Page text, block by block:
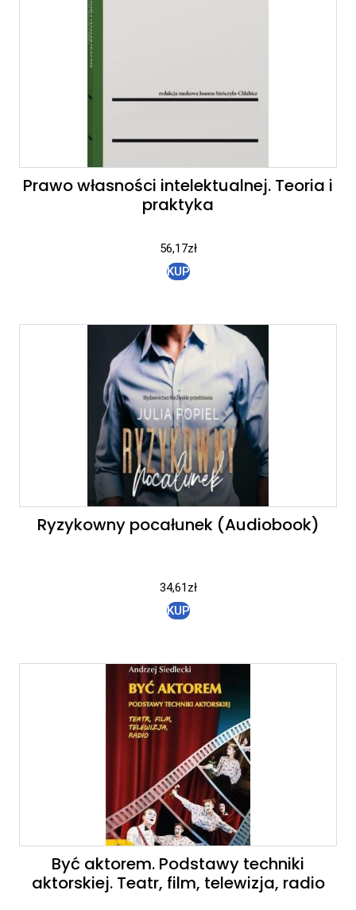
Prawo własności intelektualnej. Teoria i
praktyka
56,17zł
KUP
Ryzykowny pocałunek (Audiobook)
34,61zł
KUP
Być aktorem. Podstawy techniki
aktorskiej. Teatr, film, telewizja, radio